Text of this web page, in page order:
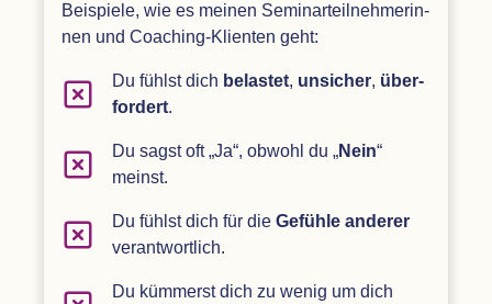
Bei­spiele, wie es mei­nen Semi­nar­teil­neh­me­rin­
nen und Coa­ching-Kli­en­ten geht:
Du fühlst dich belas­tet, unsi­cher, über­
for­dert.
Du sagst oft„Ja“, obwohl du „Nein“
meinst.
Du fühlst dich für die Gefühle ande­rer
verantwortlich.
Du küm­merst dich zu wenig um dich